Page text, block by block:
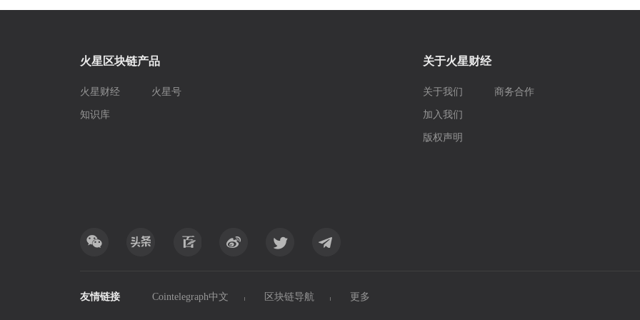
火星区块链产品
火星财经 火星号
知识库
关于火星财经
关于我们
加入我们
版权声明
商务合作
友情链接 Cointelegraph中文 区块链导航 更多